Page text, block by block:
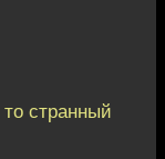
странный